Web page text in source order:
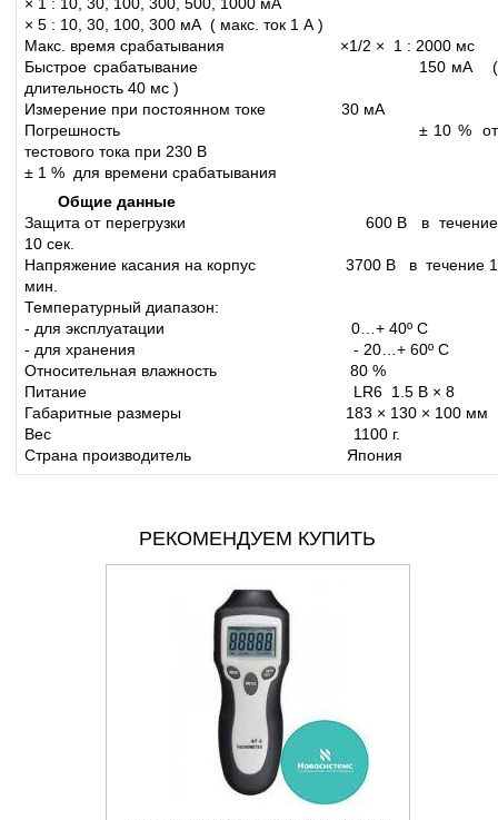
× 1 : 10, 30, 100, 300, 500, 1000 мА
× 5 : 10, 30, 100, 300 мА ( макс. ток 1 А )
Макс. время срабатывания ×1/2 × 1 : 2000 мс
Быстрое срабатывание 150 мА (
длительность 40 мс )
Измерение при постоянном токе 30 мА
Погрешность ± 10 % от
тестового тока при 230 В
± 1 % для времени срабатывания
Общие данные
Защита от перегрузки 600 В в течение
10 сек.
Напряжение касания на корпус 3700 В в течение 1
мин.
Температурный диапазон:
- для эксплуатации 0…+ 40º C
- для хранения - 20…+ 60º С
Относительная влажность 80 %
Питание LR6 1.5 В × 8
Габаритные размеры 183 × 130 × 100 мм
Вес 1100 г.
Страна производитель Япония
РЕКОМЕНДУЕМ КУПИТЬ